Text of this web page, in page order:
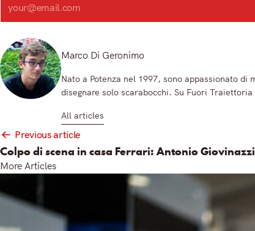
Marco Di Geronimo
Nato a Potenza nel 1997, sono appassionato
disegnare solo scarabocchi. Su Fuori
All articles
Post
navigation
Previous article
Colpo di scena in casa Ferrari: Antonio
More Articles